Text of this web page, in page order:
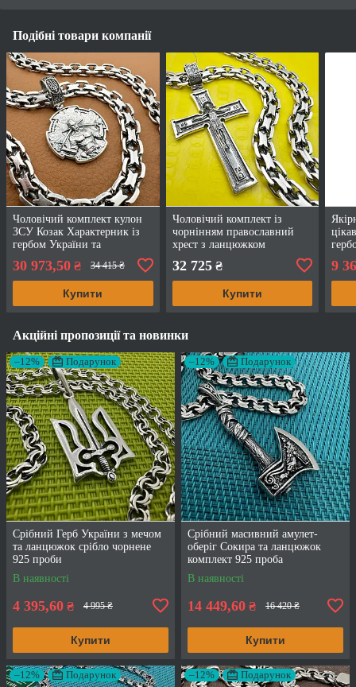
Подібні товари компанії
Чоловічий комплект кулон
ЗСУ Козак Характерник із
гербом України та
ланцюжок подвійний якір
925 проба
30 973,50 ₴ 34 415 ₴
Купити
Чоловічий комплект із
чорнінням православний
хрест з ланцюжком
32 725₴
Купити
9
Акційні пропозиції та новинки
–12% Подарунок
Срібний Герб України з мечом
та ланцюжок срібло чорнене
925 проби
В наявності
4 395,60 ₴ 4 995 ₴
Купити
–12% Подарунок
Срібний масивний амулет-
оберіг Сокира та ланцюжок
комплект 925 проба
В наявності
14 449,60 ₴ 16 420 ₴
Купити
–12% Подарунок –12% Подарунок